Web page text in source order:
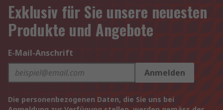
Exklusiv für Sie unsere neuesten
Produkte und Angebote
E-Mail-Anschrift
Anmelden
Die personenbezogenen Daten, die Sie uns bei